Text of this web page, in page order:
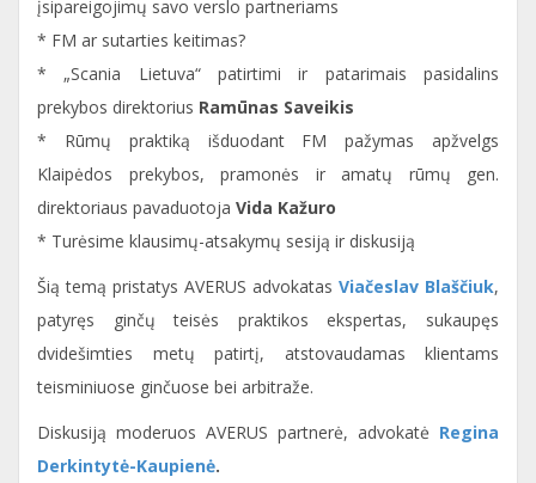
įsipareigojimų savo verslo partneriams
* FM ar sutarties keitimas?
* „Scania Lietuva“ patirtimi ir patarimais pasidalins
prekybos direktorius Ramūnas Saveikis
* Rūmų praktiką išduodant FM pažymas apžvelgs
Klaipėdos prekybos, pramonės ir amatų rūmų gen.
direktoriaus pavaduotoja Vida Kažuro
* Turėsime klausimų-atsakymų sesiją ir diskusiją
Šią temą pristatys AVERUS advokatas Viačeslav Blaščiuk,
patyręs ginčų teisės praktikos ekspertas, sukaupęs
dvidešimties metų patirtį, atstovaudamas klientams
teisminiuose ginčuose bei arbitraže.
Diskusiją moderuos AVERUS partnerė, advokatė Regina
Derkintytė-Kaupienė.